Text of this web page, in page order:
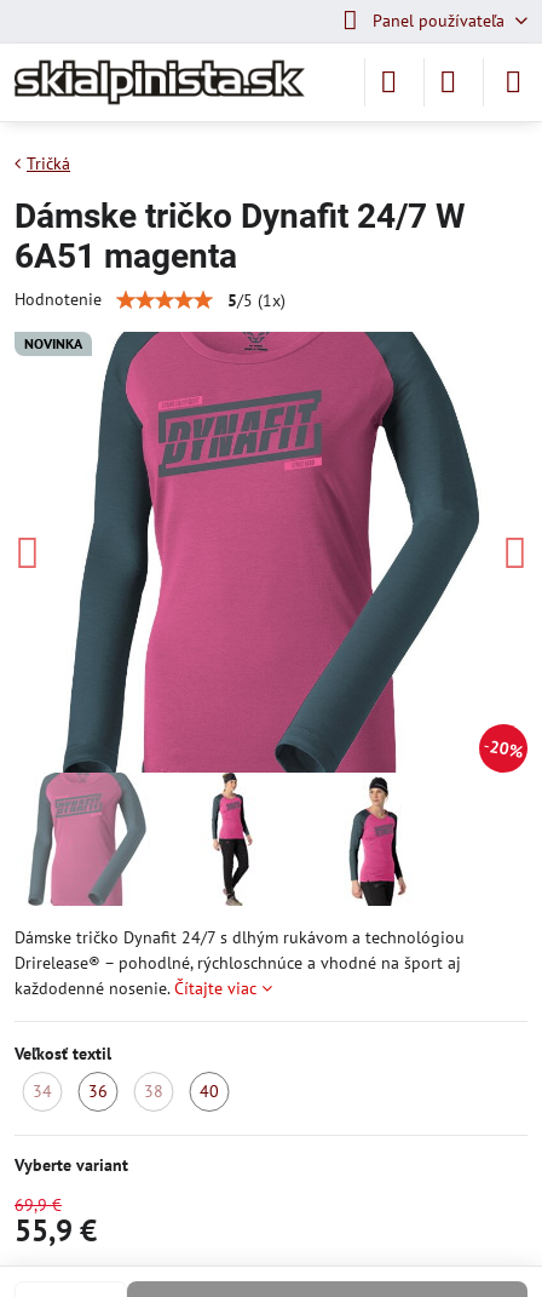
Panel používateľa
NOVINKA
20%
Tričká
Dámske tričko Dynafit 24/7 W
6A51 magenta
Hodnotenie 5/5 (1x)
Dámske tričko Dynafit 24/7 s dlhým rukávom a technológiou
Drirelease® – pohodlné, rýchloschnúce a vhodné na šport aj
každodenné nosenie.Čítajte viac
Veľkosť textil
34
36
38
40
Vyberte variant
69,9 €
55,9 €